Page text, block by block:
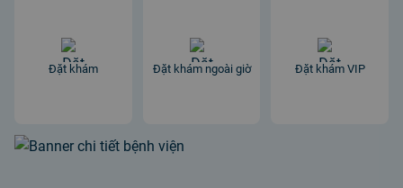
Đặt khám Đặt khám ngoài giờ Đặt khám VIP